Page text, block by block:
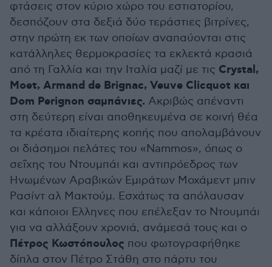
φτάσεις στον κύριο χώρο του εστιατορίου,
δεσπόζουν στα δεξιά δύο τεράστιες βιτρίνες,
στην πρώτη εκ των οποίων αναπαύονται στις
κατάλληλες θερμοκρασίες τα εκλεκτά κρασιά
από τη Γαλλία και την Ιταλία μαζί με τις Crystal,
Moet, Armand de Brignac, Veuve Clicquot και
Dom Perignon σαμπάνιες. Ακριβώς απέναντι
στη δεύτερη είναι αποθηκευμένα σε κοινή θέα
τα κρέατα ιδιαίτερης κοπής που απολαμβάνουν
οι διάσημοι πελάτες του «Nammos», όπως ο
σεΐχης του Ντουμπάι και αντιπρόεδρος των
Ηνωμένων Αραβικών Εμιράτων Μοχάμεντ μπιν
Ρασίντ αλ Μακτούμ. Εσχάτως τα απόλαυσαν
και κάποιοι Ελληνες που επέλεξαν το Ντουμπάι
για να αλλάξουν χρονιά, ανάμεσά τους και ο
Πέτρος Κωστόπουλος που φωτογραφήθηκε
δίπλα στον Πέτρο Στάθη στο πάρτυ του